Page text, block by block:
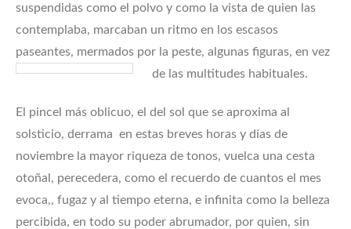
suspendidas como el polvo y como la vista de quien las
contemplaba, marcaban un ritmo en los escasos
paseantes, mermados por la peste, algunas figuras, en vez
de las multitudes habituales.
El pincel más oblicuo, el del sol que se aproxima al
solsticio, derrama en estas breves horas y días de
noviembre la mayor riqueza de tonos, vuelca una cesta
otoñal, perecedera, como el recuerdo de cuantos el mes
evoca,, fugaz y al tiempo eterna, e infinita como la belleza
percibida, en todo su poder abrumador, por quien, sin